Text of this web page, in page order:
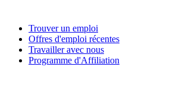
Trouver un emploi
Offres d'emploi récentes
Travailler avec nous
Programme d'Affiliation